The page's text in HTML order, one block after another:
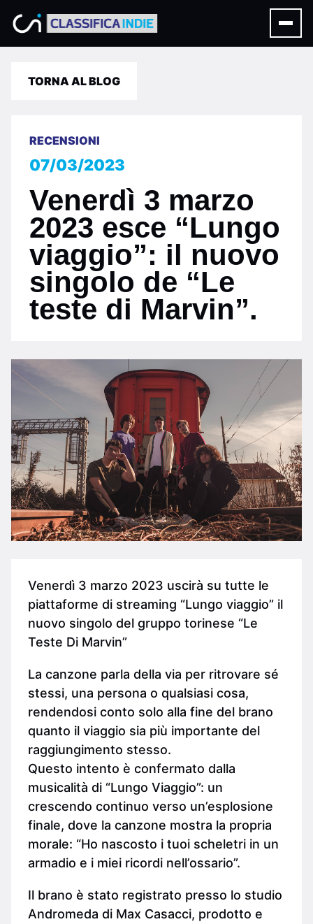
TORNA AL BLOG
RECENSIONI
07/03/2023
Venerdì 3 marzo
2023 esce “Lungo
viaggio”: il nuovo
singolo de “Le
teste di Marvin”.
Venerdì 3 marzo 2023 uscirà su tutte le
piattaforme di streaming “Lungo viaggio” il
nuovo singolo del gruppo torinese “Le
Teste Di Marvin”
La canzone parla della via per ritrovare sé
stessi, una persona o qualsiasi cosa,
rendendosi conto solo alla fine del brano
quanto il viaggio sia più importante del
raggiungimento stesso.
Questo intento è confermato dalla
musicalità di “Lungo Viaggio”: un
crescendo continuo verso un’esplosione
finale, dove la canzone mostra la propria
morale: “Ho nascosto i tuoi scheletri in un
armadio e i miei ricordi nell’ossario”.
Il brano è stato registrato presso lo studio
Andromeda di Max Casacci, prodotto e